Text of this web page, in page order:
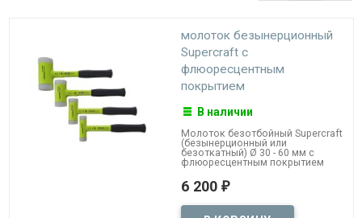
молоток безынерционный
Supercraft с
флюоресцентным
покрытием
В наличии
Молоток безотбойный Supercraft
(безынерционный или
безоткатный) Ø 30 - 60 мм с
флюоресцентным покрытием
6 200 ₽